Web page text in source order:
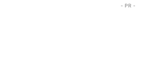
- PR -